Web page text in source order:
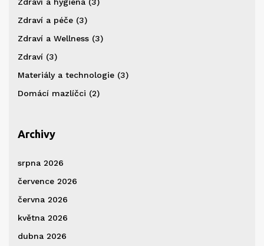
Zdraví a hygiena (3)
Zdraví a péče (3)
Zdraví a Wellness (3)
Zdraví (3)
Materiály a technologie (3)
Domácí mazlíčci (2)
Archivy
srpna 2026
července 2026
června 2026
května 2026
dubna 2026